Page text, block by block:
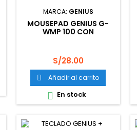
MARCA: GENIUS
MOUSEPAD GENIUS G-
WMP 100 CON
Precio
S/28.00
 Añadir al carrito
 En stock